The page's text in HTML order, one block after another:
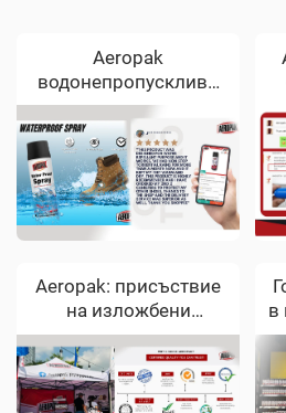
Aeropak
водонепропускливо
спрей: превъзходни
характеристики и
одобрение от клиенти
с 5 звезди
Aeropak: присъствие
на изложбени
панаири и признати
сертификати
в